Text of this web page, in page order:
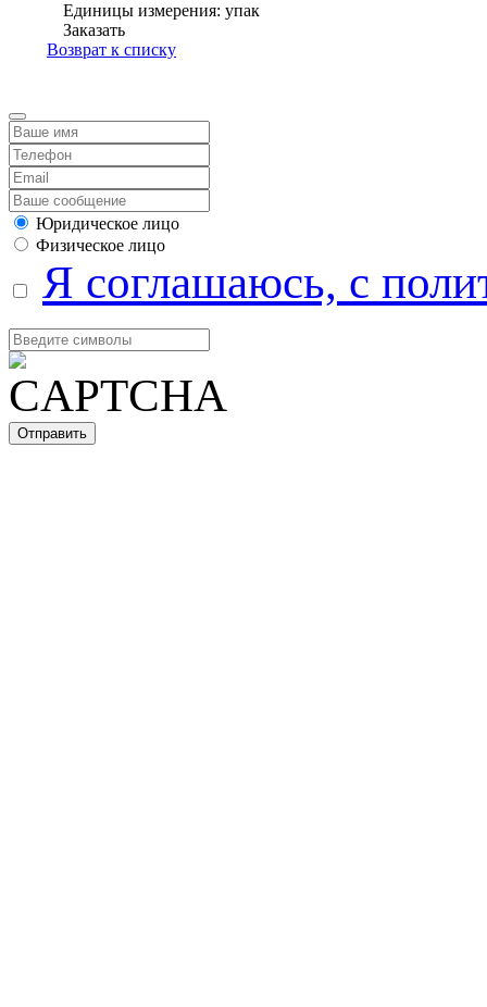
Единицы измерения: упак
Заказать
Возврат к списку
Юридическое лицо
Физическое лицо
Я соглашаюсь, с